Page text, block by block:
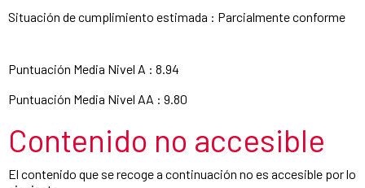
Situación de cumplimiento estimada : Parcialmente conforme
Puntuación Media Nivel A : 8.94
Puntuación Media Nivel AA : 9.80
Contenido no accesible
El contenido que se recoge a continuación no es accesible por lo